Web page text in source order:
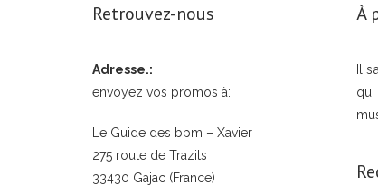
Retrouvez-nous
Adresse.:
envoyez vos promos à:
Le Guide des bpm – Xavier
275 route de Trazits
33430 Gajac (France)
À
Il
qui